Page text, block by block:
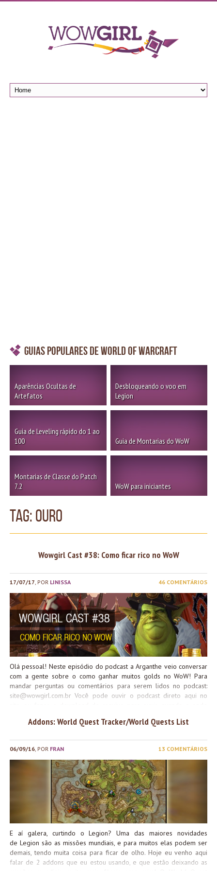
Guias Populares de World of Warcraft
Aparências Ocultas de
Artefatos
Desbloqueando o voo em
Legion
Guia de Leveling rápido do 1 ao
100
Guia de Montarias do WoW
Montarias de Classe do Patch
7.2
WoW para iniciantes
TAG: ouro
Wowgirl Cast #38: Como ficar rico no WoW
17/07/17, POR LINISSA 46 COMENTÁRIOS
Olá pessoal! Neste episódio do podcast a Arganthe veio conversar
com a gente sobre o como ganhar muitos golds no WoW! Para
mandar perguntas ou comentários para serem lidos no podcast:
site@wowgirl.com.br Você pode ouvir o podcast direto aqui no
Itunes clicando aqui
Alguns dos sites citados durante o
content/uploads/2017/07/wowgirlcast-ep38.mp3Podcast: Play in
new window | DownloadSubscribe: Apple Podcasts | RSS
Addons: World Quest Tracker/World Quests List
06/09/16 , POR FRAN 13 COMENTÁRIOS
E aí galera, curtindo o Legion? Uma das maiores novidades
de Legion são as missões mundiais, e para muitos elas podem ser
demais, tendo muita coisa para ficar de olho. Hoje eu venho aqui
falar de 2 addons que eu estou usando, e que estão deixando as